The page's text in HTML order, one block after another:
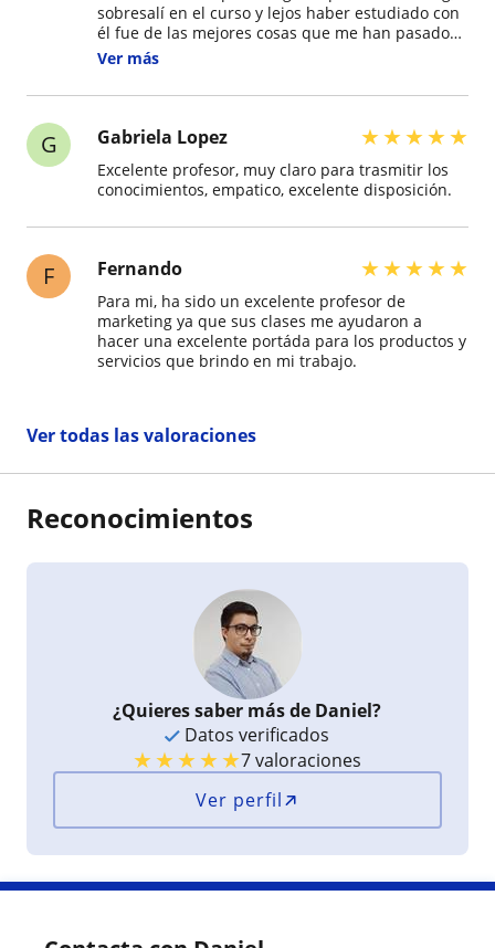
sobresalí en el curso y lejos haber estudiado con
él fue de las mejores cosas que me han pasado
académicamente. Tomen con Daniel. Sus clases
Ver más
G Gabriela Lopez ★★★★★
Excelente profesor, muy claro para trasmitir los
conocimientos, empatico, excelente disposición.
F Fernando ★★★★★
Para mi, ha sido un excelente profesor de
marketing ya que sus clases me ayudaron a
hacer una excelente portáda para los productos y
servicios que brindo en mi trabajo.
Ver todas las valoraciones
Reconocimientos
¿Quieres saber más de Daniel?
Datos verificados
★★★★★7 valoraciones
Ver perfil